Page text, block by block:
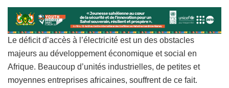
Le déficit d’accès à l’électricité est un des obstacles
majeurs au développement économique et social en
Afrique. Beaucoup d’unités industrielles, de petites et
moyennes entreprises africaines, souffrent de ce fait.